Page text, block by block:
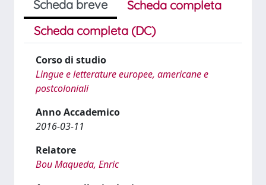
Scheda breve
Scheda completa
Scheda completa (DC)
Corso di studio
Lingue e letterature europee, americane e
postcoloniali
Anno Accademico
2016-03-11
Relatore
Bou Maqueda, Enric